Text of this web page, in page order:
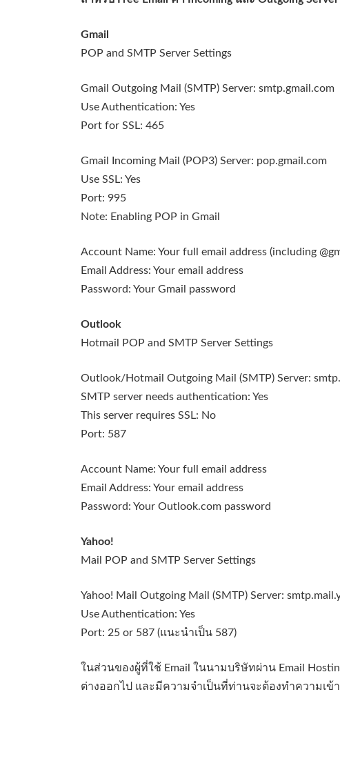
Gmail
POP and SMTP Server Settings
Gmail Outgoing Mail (SMTP) Server: smtp.gmail.com
Use Authentication: Yes
Port for SSL: 465
Gmail Incoming Mail (POP3) Server: pop.gmail.com
Use SSL: Yes
Port: 995
Note: Enabling POP in Gmail
Account Name: Your full email address (including
Email Address: Your email address
Password: Your Gmail password
Outlook
Hotmail POP and SMTP Server Settings
Outlook/Hotmail Outgoing Mail (SMTP) Server:
SMTP server needs authentication: Yes
This server requires SSL: No
Port: 587
Account Name: Your full email address
Email Address: Your email address
Password: Your Outlook.com password
Yahoo!
Mail POP and SMTP Server Settings
Yahoo! Mail Outgoing Mail (SMTP) Server:
Use Authentication: Yes
Port: 25 or 587 (แนะนำเป็น 587)
ในส่วนของผู้ที่ใช้ Email ในนามบริษัทผ่าน Email
ต่างออกไป และมีความจำเป็นที่ท่านจะต้องทำความเ